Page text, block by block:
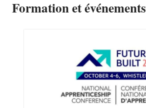
Formation et événements